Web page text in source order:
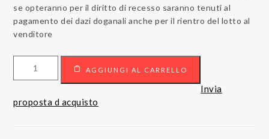
se opteranno per il diritto di recesso saranno tenuti al
pagamento dei dazi doganali anche per il rientro del lotto al
venditore
sigillato
HRD
AGGIUNGI AL CARRELLO
Invia
proposta d acquisto